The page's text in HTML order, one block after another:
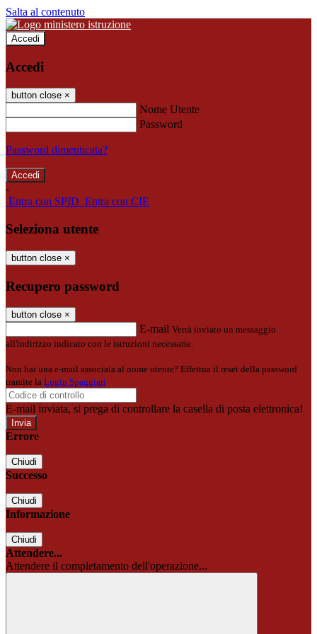
Salta al contenuto
Accedi
Accedi
button close ×
Nome Utente
Password
Password dimenticata?
-
Entra con SPID Entra con CIE
Seleziona utente
button close ×
Recupero password
button close ×
E-mail Verrà inviato un messaggio
all'indirizzo indicato con le istruzioni necessarie.
Non hai una e-mail associata al nome utente? Effettua il reset della password
tramite la Login Spaggiari
E-mail inviata, si prega di controllare la casella di posta elettronica!
Errore
Chiudi
Successo
Chiudi
Informazione
Chiudi
Attendere...
Attendere il completamento dell'operazione...